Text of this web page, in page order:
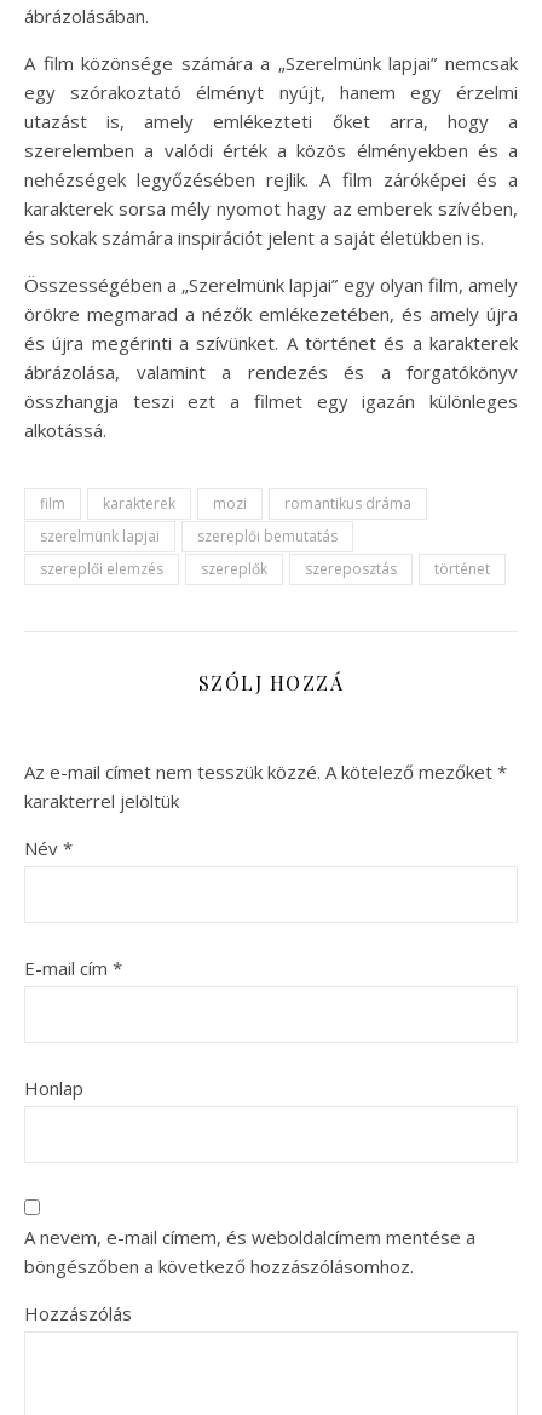
ábrázolásában.
A film közönsége számára a „Szerelmünk lapjai” nemcsak
egy szórakoztató élményt nyújt, hanem egy érzelmi
utazást is, amely emlékezteti őket arra, hogy a
szerelemben a valódi érték a közös élményekben és a
nehézségek legyőzésében rejlik. A film záróképei és a
karakterek sorsa mély nyomot hagy az emberek szívében,
és sokak számára inspirációt jelent a saját életükben is.
Összességében a „Szerelmünk lapjai” egy olyan film, amely
örökre megmarad a nézők emlékezetében, és amely újra
és újra megérinti a szívünket. A történet és a karakterek
ábrázolása, valamint a rendezés és a forgatókönyv
összhangja teszi ezt a filmet egy igazán különleges
alkotássá.
film karakterek mozi
romantikus dráma
szerelmünk lapjai
szereplői bemutatás
szereplői elemzés
szereplők szereposztás történet
SZÓLJ HOZZÁ
Az e-mail címet nem tesszük közzé. A kötelező mezőket *
karakterrel jelöltük
Név *
E-mail cím *
Honlap
A nevem, e-mail címem, és weboldalcímem mentése a
böngészőben a következő hozzászólásomhoz.
Hozzászólás